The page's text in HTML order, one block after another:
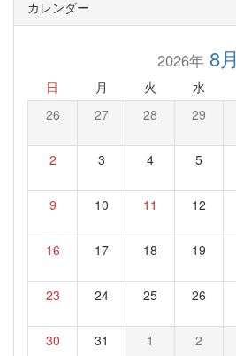
カレンダー
2026年8月
日 月 火 水
26 27 28 29
2 3 4 5
9 10 11 12
16 17 18 19
23 24 25 26
30 31 1 2